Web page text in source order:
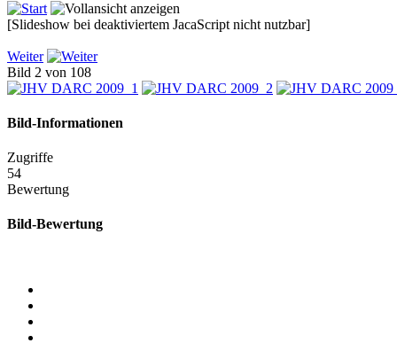
[Slideshow bei deaktiviertem JacaScript nicht nutzbar]
Weiter
Bild 2 von 108
Bild-Informationen
Zugriffe
54
Bewertung
Bild-Bewertung